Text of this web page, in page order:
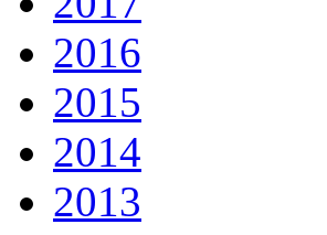
2016
2015
2014
2013